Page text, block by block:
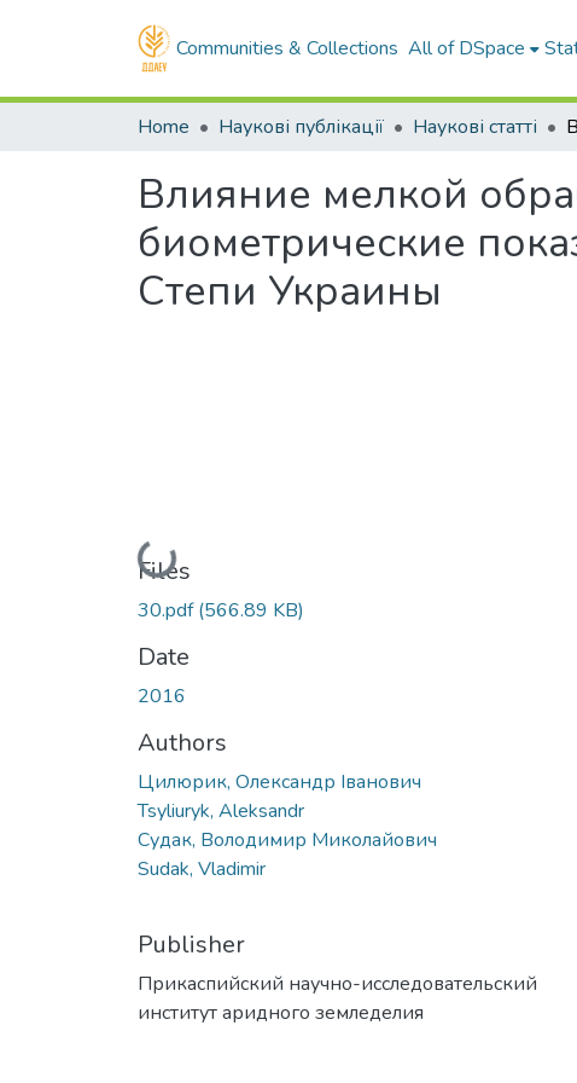
Communities & Collections All of DSpace
Home Наукові публікації Наукові статті
Влияние мелкой
биометрические
Степи Украины
Loading...
Files
30.pdf(566.89 KB)
Date
2016
Authors
Цилюрик, Олександр Іванович
Tsyliuryk, Аleksandr
Судак, Володимир Миколайович
Sudak, Vladimir
Publisher
Прикаспийский научно-исследовательский
институт аридного земледелия